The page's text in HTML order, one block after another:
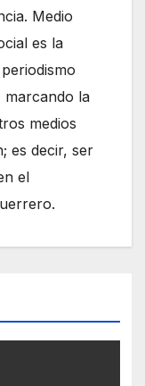
Medio
es la
la
medios
es decir, ser
el